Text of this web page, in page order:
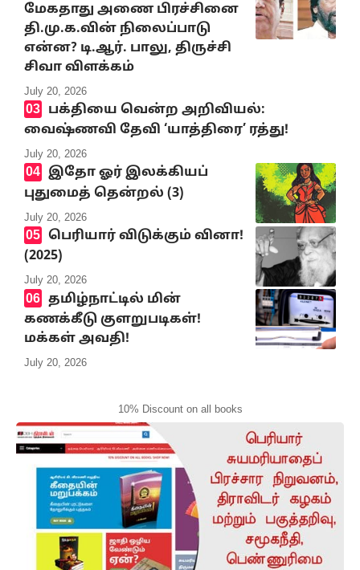
மேகதாது அணை பிரச்சினை
தி.மு.க.வின் நிலைப்பாடு
என்ன? டி.ஆர். பாலு, திருச்சி
சிவா விளக்கம்
July 20, 2026
பக்தியை வென்ற அறிவியல்:
வைஷ்ணவி தேவி ‘யாத்திரை’ ரத்து!
July 20, 2026
இதோ ஓர் இலக்கியப்
புதுமைத் தென்றல் (3)
July 20, 2026
பெரியார் விடுக்கும் வினா!
(2025)
July 20, 2026
தமிழ்நாட்டில் மின்
கணக்கீடு குளறுபடிகள்!
மக்கள் அவதி!
July 20, 2026
10% Discount on all books